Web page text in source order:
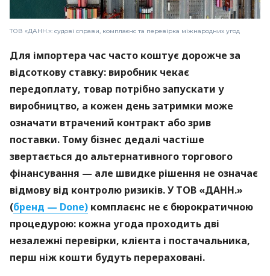
ТОВ «ДАНН.»: судові справи, комплаєнс та перевірка міжнародних угод
Для імпортера час часто коштує дорожче за
відсоткову ставку: виробник чекає
передоплату, товар потрібно запускати у
виробництво, а кожен день затримки може
означати втрачений контракт або зрив
поставки. Тому бізнес дедалі частіше
звертається до альтернативного торгового
фінансування — але швидке рішення не означає
відмову від контролю ризиків. У ТОВ «ДАНН.»
(бренд — Done) комплаєнс не є бюрократичною
процедурою: кожна угода проходить дві
незалежні перевірки, клієнта і постачальника,
перш ніж кошти будуть перераховані.